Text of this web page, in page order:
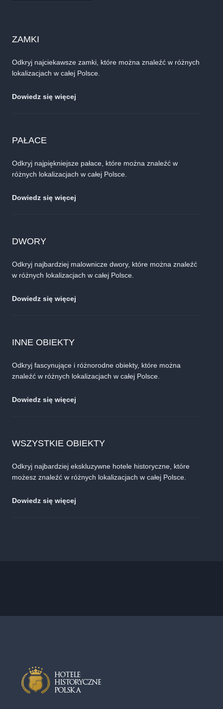
ZAMKI
Odkryj najciekawsze zamki, które można znaleźć w różnych
lokalizacjach w całej Polsce.
Dowiedz się więcej
PAŁACE
Odkryj najpiękniejsze pałace, które można znaleźć w
różnych lokalizacjach w całej Polsce.
Dowiedz się więcej
DWORY
Odkryj najbardziej malownicze dwory, które można znaleźć
w różnych lokalizacjach w całej Polsce.
Dowiedz się więcej
INNE OBIEKTY
Odkryj fascynujące i różnorodne obiekty, które można
znaleźć w różnych lokalizacjach w całej Polsce.
Dowiedz się więcej
WSZYSTKIE OBIEKTY
Odkryj najbardziej ekskluzywne hotele historyczne, które
możesz znaleźć w różnych lokalizacjach w całej Polsce.
Dowiedz się więcej